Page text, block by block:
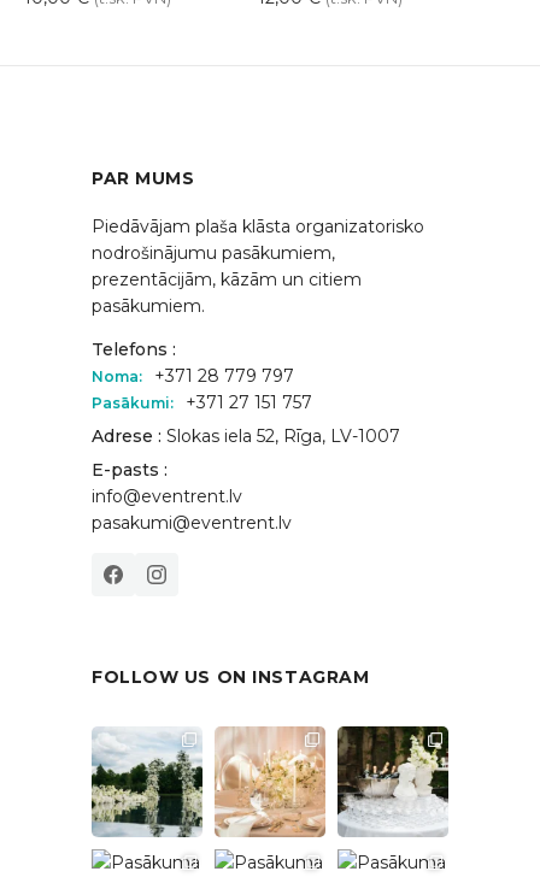
PAR MUMS
Piedāvājam plaša klāsta organizatorisko
nodrošinājumu pasākumiem,
prezentācijām, kāzām un citiem
pasākumiem.
Telefons :
Noma: +371 28 779 797
Pasākumi:
+371 27 151 757
Adrese : Slokas iela 52, Rīga, LV-1007
E-pasts :
info@eventrent.lv
pasakumi@eventrent.lv
FOLLOW US ON INSTAGRAM